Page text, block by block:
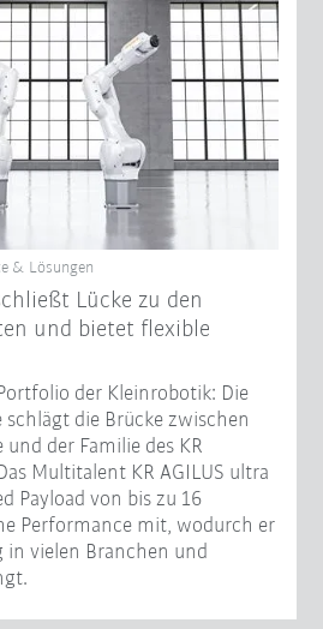
& Lösungen
Lücke zu den
und bietet flexible
der Kleinrobotik: Die
die Brücke zwischen
und der Familie des KR
Multitalent KR AGILUS ultra
Payload von bis zu 16
Performance mit, wodurch er
in vielen Branchen und